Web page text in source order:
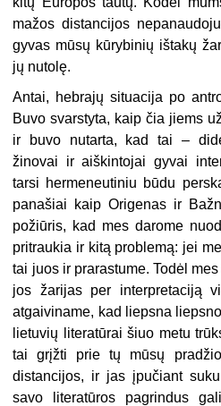
mažos distancijos
gyvas mūsų kūrybinių ištakų
jų nutolę.
Antai, hebrajų situacija po
Buvo svarstyta, kaip čia jiems
ir buvo nutarta, kad tai –
žinovai ir aiškintojai gyvai
tarsi hermeneutiniu būdu
panašiai kaip Origenas ir
požiūris, kad mes darome
pritraukia ir kitą problemą: jei
tai juos ir prarastume. Todėl
jos žarijas per interpretaciją
atgaiviname, kad liepsna
lietuvių literatūrai šiuo metu
tai grįžti prie tų mūsų
distancijos, ir jas įpučiant
savo literatūros pagrindus